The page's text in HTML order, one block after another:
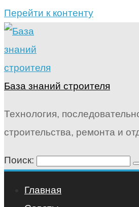
Перейти к контенту
База знаний строителя
Технология,
строительства, ремонта и
Поиск:
Главная